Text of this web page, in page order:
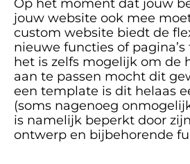
Op het moment dat jouw
jouw website ook mee
custom website biedt de
nieuwe functies of pagina’s
het is zelfs mogelijk om de
aan te passen mocht dit
een template is dit helaas
(soms nagenoeg
is namelijk beperkt door
ontwerp en bijbehorende